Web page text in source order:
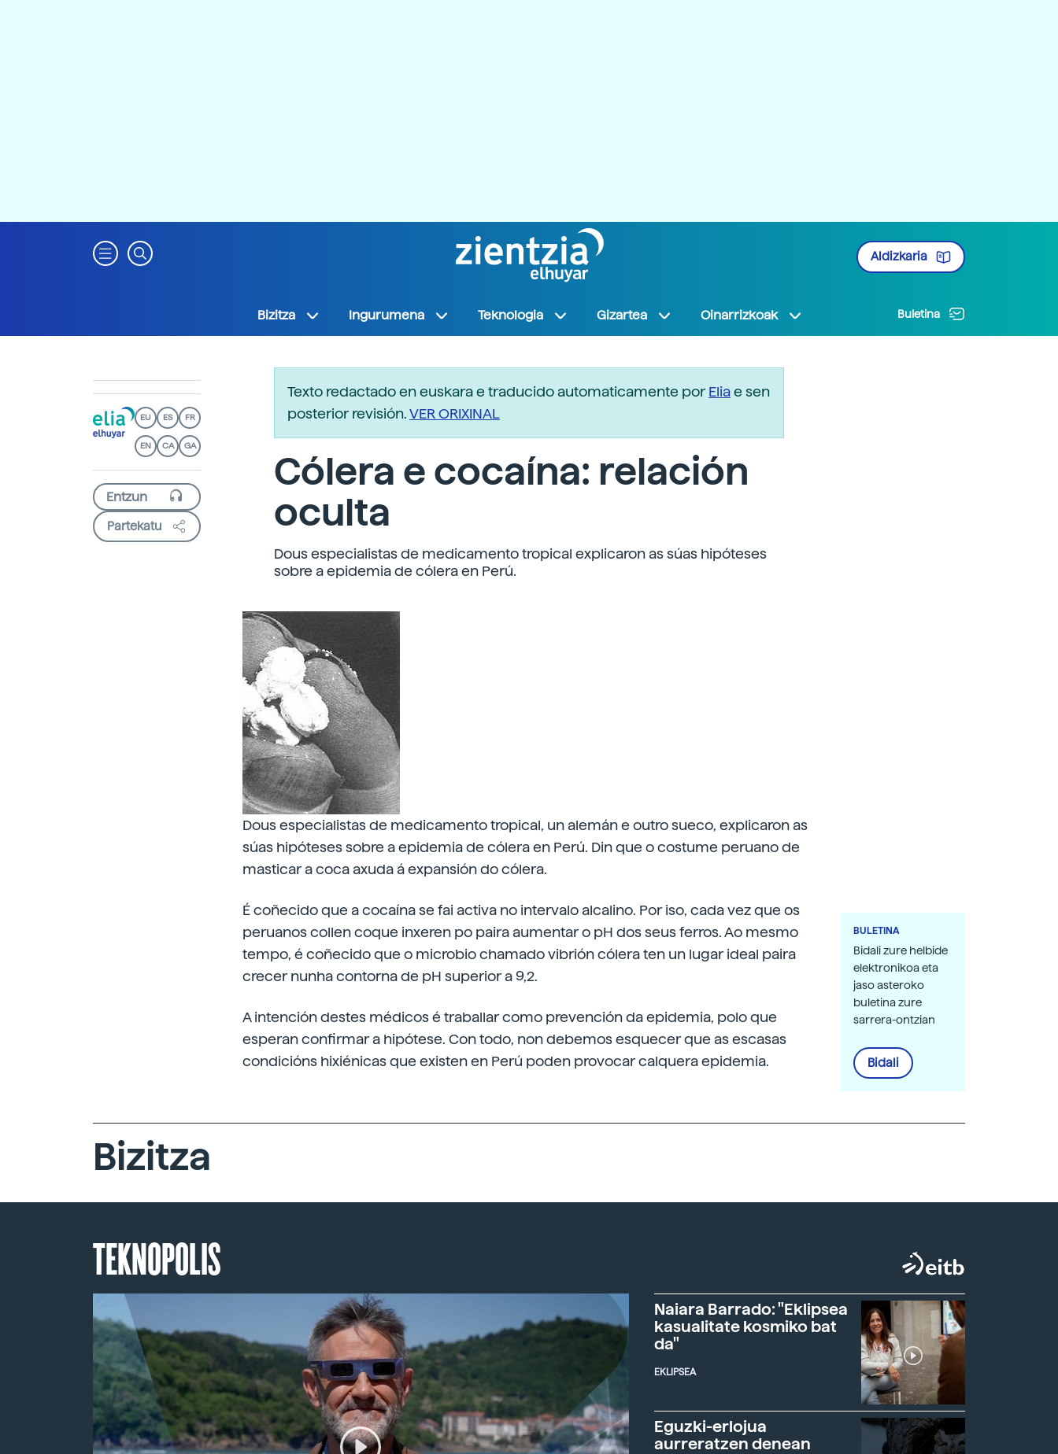
Aldizkaria
Bizitza Ingurumena Teknologia Gizartea Oinarrizkoak Buletina
EU ES FR
EN CA GA
Partekatu
Texto redactado en euskara e traducido automaticamente porEliae sen
posterior revisión.VER ORIXINAL
Cólera e cocaína: relación
oculta
Dous especialistas de medicamento tropical explicaron as súas hipóteses
sobre a epidemia de cólera en Perú.
Dous especialistas de medicamento tropical, un alemán e outro sueco, explicaron as
súas hipóteses sobre a epidemia de cólera en Perú. Din que o costume peruano de
masticar a coca axuda á expansión do cólera.
É coñecido que a cocaína se fai activa no intervalo alcalino. Por iso, cada vez que os
peruanos collen coque inxeren po paira aumentar o pH dos seus ferros. Ao mesmo
tempo, é coñecido que o microbio chamado vibrión cólera ten un lugar ideal paira
crecer nunha contorna de pH superior a 9,2.
A intención destes médicos é traballar como prevención da epidemia, polo que
esperan confirmar a hipótese. Con todo, non debemos esquecer que as escasas
condicións hixiénicas que existen en Perú poden provocar calquera epidemia.
BULETINA
Bidali zure helbide
elektronikoa eta
jaso asteroko
buletina zure
sarrera-ontzian
Bidali
Bizitza
TEKNOPOLIS
Naiara Barrado: "Eklipsea
kasualitate kosmiko bat
da"
EKLIPSEA
Eguzki-erlojua
aurreratzen denean